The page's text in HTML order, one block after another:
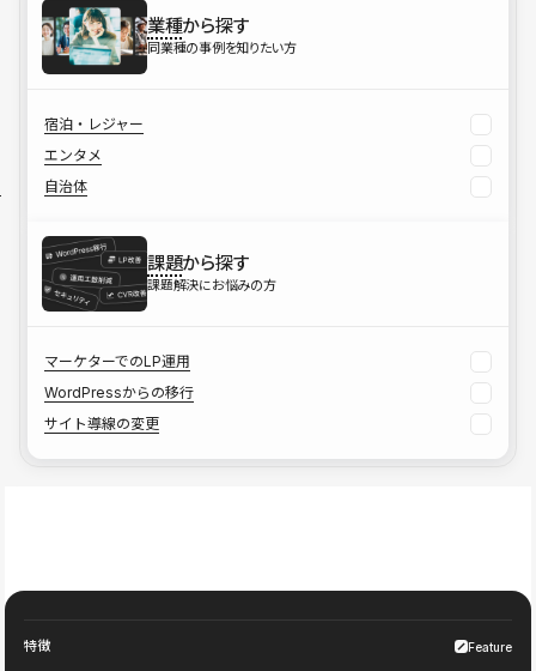
業種から探す
同業種の事例を知りたい方
宿泊・レジャー
エンタメ
自治体
課題から探す
課題解決にお悩みの方
マーケターでのLP運用
WordPressからの移行
サイト導線の変更
特徴 Feature